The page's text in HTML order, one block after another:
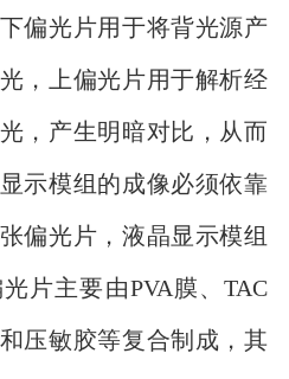
偏光片用于将背光源产
，上偏光片用于解析经
，产生明暗对比，从而
示模组的成像必须依靠
偏光片，液晶显示模组
片主要由PVA膜、TAC
压敏胶等复合制成，其